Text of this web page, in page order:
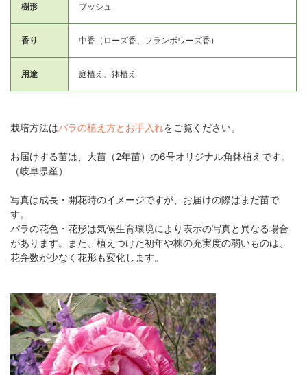
樹形 ブッシュ
香り 中香（ローズ香、フランボワーズ香）
用途 庭植え、鉢植え
栽培方法はバラの植え方とお手入れをご覧ください。
お届けする苗は、大苗（2年苗）の6号オリジナル角鉢植えです。
（岐阜県産）
写真は成長・開花時のイメージですが、お届けの際はまだ苗で
す。
バラの花色・花形は気候生育環境により表示の写真と異なる場合
があります。また、植えつけた初年や株の充実度の弱いものは、
花弁数が少なく花形も変化します。